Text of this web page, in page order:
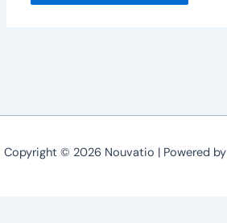
Copyright © 2026 Nouvatio | Powered by